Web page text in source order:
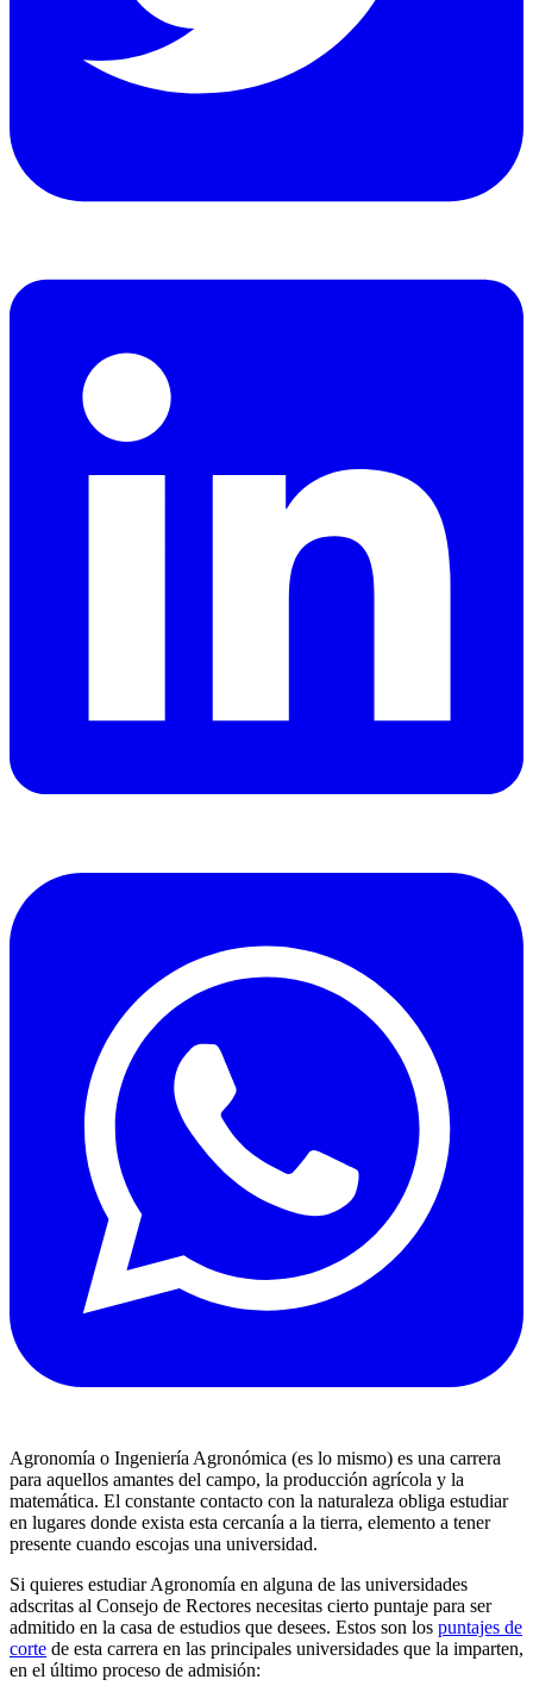
Agronomía o Ingeniería Agronómica (es lo mismo) es una carrera
para aquellos amantes del campo, la producción agrícola y la
matemática. El constante contacto con la naturaleza obliga estudiar
en lugares donde exista esta cercanía a la tierra, elemento a tener
presente cuando escojas una universidad.
Si quieres estudiar Agronomía en alguna de las universidades
adscritas al Consejo de Rectores necesitas cierto puntaje para ser
admitido en la casa de estudios que desees. Estos son los puntajes de
corte de esta carrera en las principales universidades que la imparten,
en el último proceso de admisión: